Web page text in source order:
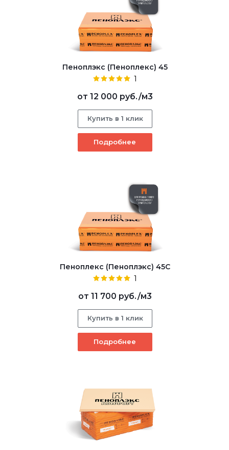
Пеноплэкс (Пеноплекс) 45
1
от 12 000 руб./м3
Купить в 1 клик
Подробнее
Пеноплекс (Пеноплэкс) 45С
1
от 11 700 руб./м3
Купить в 1 клик
Подробнее